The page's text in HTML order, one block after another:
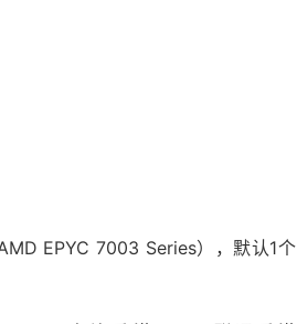
EPYC 7003 Series），默认1个